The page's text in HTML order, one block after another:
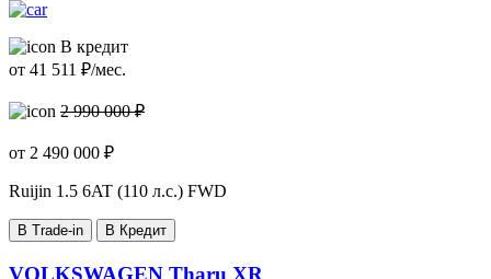
В кредит
от 41 511 ₽/мес.
2 990 000 ₽
от 2 490 000 ₽
Ruijin 1.5 6AT (110 л.с.) FWD
В Trade-in В Кредит
VOLKSWAGEN Tharu XR